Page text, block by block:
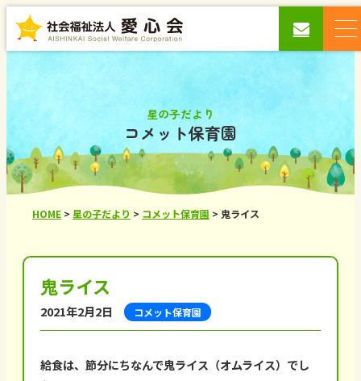
コメット保育園
星の子だより
HOME >星の子だより > コメット保育園 > 鬼ライス
鬼ライス
2021年2月2日 コメット保育園
給食は、節分にちなんで鬼ライス（オムライス）でし